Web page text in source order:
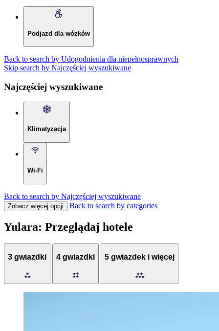
Podjazd dla wózków
Back to search by Udogodnienia dla niepełnosprawnych
Skip search by Najczęściej wyszukiwane
Najczęściej wyszukiwane
Klimatyzacja
Wi-Fi
Back to search by Najczęściej wyszukiwane
Zobacz więcej opcji Back to search by categories
Yulara: Przeglądaj hotele
3 gwiazdki 4 gwiazdki 5 gwiazdek i więcej